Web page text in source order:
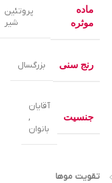
ماده
موثره
پروتئین
شیر
رنج سنی بزرگسال
جنسیت
آقایان
,
بانوان
تقویت موها